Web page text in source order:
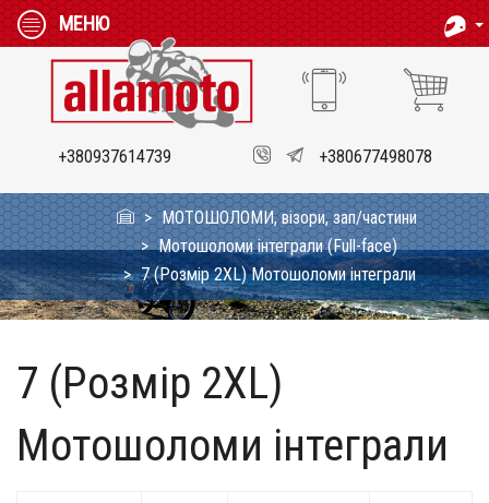
МЕНЮ
+380937614739 +380677498078
МОТОШОЛОМИ, візори, зап/частини
Мотошоломи інтеграли (Full-face)
7 (Розмір 2XL) Мотошоломи інтеграли
7 (Розмір 2XL)
Мотошоломи інтеграли